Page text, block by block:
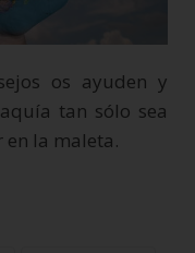
os ayuden y
tan sólo sea
en la maleta.